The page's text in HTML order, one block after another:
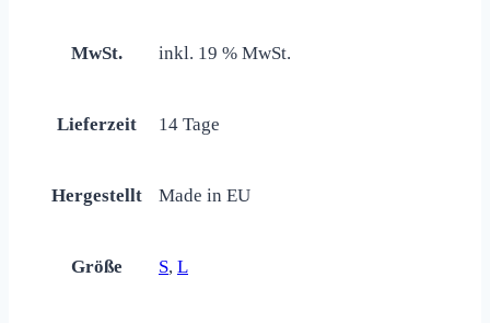
MwSt. inkl. 19 % MwSt.
Lieferzeit 14 Tage
Hergestellt Made in EU
Größe S, L